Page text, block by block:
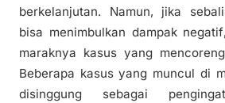
berkelanjutan. Namun, jika
bisa menimbulkan dampak
maraknya kasus yang
Beberapa kasus yang muncul di
disinggung sebagai